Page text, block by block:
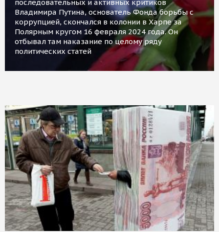
последовательных и активных критиков
Владимира Путина, основатель Фонда борьбы с
коррупцией, скончался в колонии в Харпе за
Полярным кругом 16 февраля 2024 года. Он
отбывал там наказание по целому ряду
политических статей